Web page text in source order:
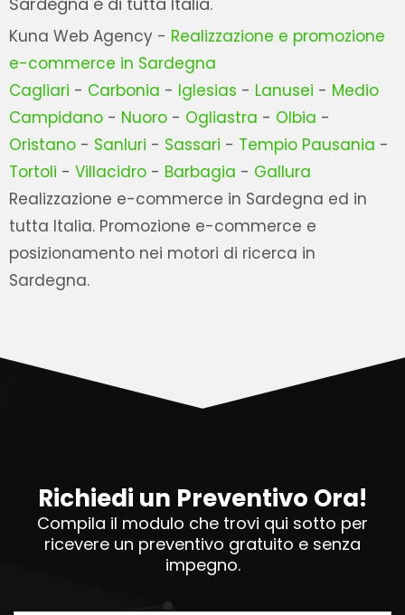
Kuna Web Agency - Realizzazione e promozione
e-commerce in Sardegna
Cagliari - Carbonia - Iglesias - Lanusei - Medio
Campidano - Nuoro - Ogliastra - Olbia -
Oristano - Sanluri - Sassari - Tempio Pausania -
Tortoli - Villacidro - Barbagia - Gallura
Realizzazione e-commerce in Sardegna ed in
tutta Italia. Promozione e-commerce e
posizionamento nei motori di ricerca in
Sardegna.
Richiedi un Preventivo Ora!
Compila il modulo che trovi qui sotto per
ricevere un preventivo gratuito e senza
impegno.